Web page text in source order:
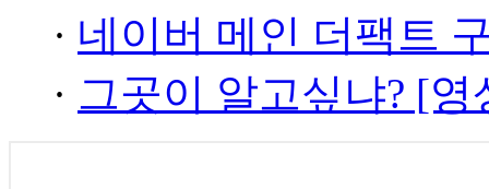
· 네이버 메인 더팩트
· 그곳이 알고싶냐? [